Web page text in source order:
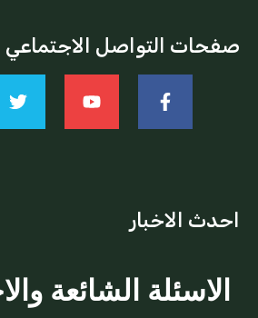
صفحات التواصل الاجتماعي
احدث الاخبار
الاسئلة الشائعة